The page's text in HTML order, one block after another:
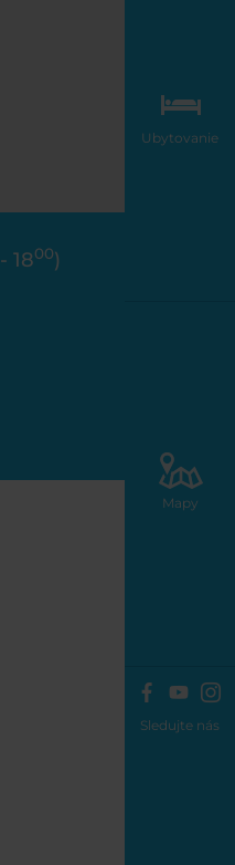
Ubytovanie
Mapy
Sledujte nás
- 1800)